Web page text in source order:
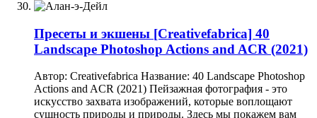
Пресеты и экшены [Creativefabrica] 40
Landscape Photoshop Actions and ACR (2021)
Автор: Creativefabrica Название: 40 Landscape Photoshop
Actions and ACR (2021) Пейзажная фотография - это
искусство захвата изображений, которые воплощают
сущность природы и природы. Здесь мы покажем вам